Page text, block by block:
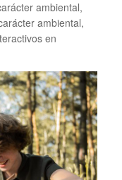
ambiental,
ambiental,
en